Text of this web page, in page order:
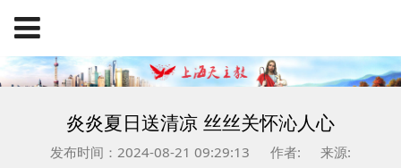
炎炎夏日送清凉 丝丝关怀沁人心
发布时间：2024-08-21 09:29:13 作者: 来源: